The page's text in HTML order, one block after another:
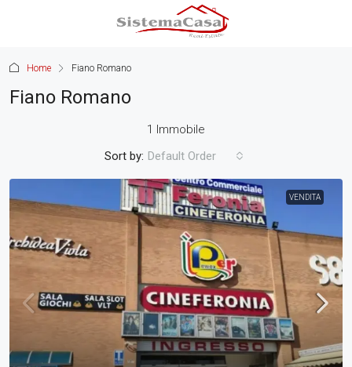
Home Fiano Romano
Fiano Romano
1 Immobile
Sort by: Default Order
VENDITA